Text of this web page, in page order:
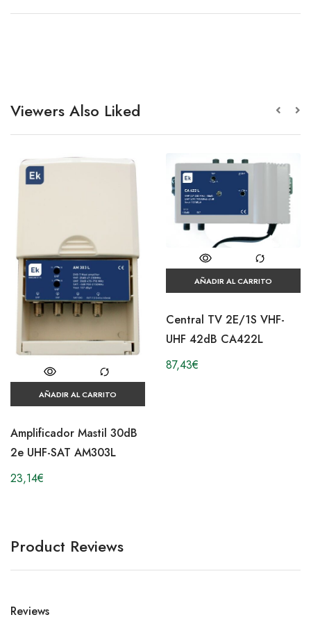
Viewers Also Liked
AÑADIR AL CARRITO
Amplificador Mastil 30dB
2e UHF-SAT AM303L
23,14€
AÑADIR AL CARRITO
Central TV 2E/1S VHF-
UHF 42dB CA422L
87,43€
Product Reviews
Reviews